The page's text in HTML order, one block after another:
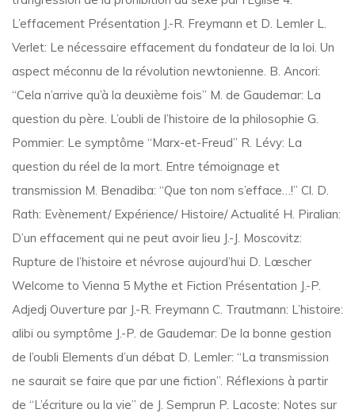
L’effacement Présentation J.-R. Freymann et D. Lemler L.
Verlet: Le nécessaire effacement du fondateur de la loi. Un
aspect méconnu de la révolution newtonienne. B. Ancori:
“Cela n’arrive qu’à la deuxième fois” M. de Gaudemar: La
question du père. L’oubli de l’histoire de la philosophie G.
Pommier: Le symptôme “Marx-et-Freud” R. Lévy: La
question du réel de la mort. Entre témoignage et
transmission M. Benadiba: “Que ton nom s’efface…!” Cl. D.
Rath: Evènement/ Expérience/ Histoire/ Actualité H. Piralian:
D’un effacement qui ne peut avoir lieu J.-J. Moscovitz:
Rupture de l’histoire et névrose aujourd’hui D. Lœscher
Welcome to Vienna 5 Mythe et Fiction Présentation J.-P.
Adjedj Ouverture par J.-R. Freymann C. Trautmann: L’histoire:
alibi ou symptôme J.-P. de Gaudemar: De la bonne gestion
de l’oubli Elements d’un débat D. Lemler: “La transmission
ne saurait se faire que par une fiction”. Réflexions à partir
de “L’écriture ou la vie” de J. Semprun P. Lacoste: Notes sur